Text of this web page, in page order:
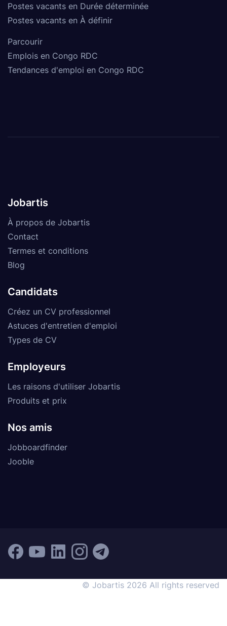
Postes vacants en Durée déterminée
Postes vacants en À définir
Parcourir
Emplois en Congo RDC
Tendances d'emploi en Congo RDC
Jobartis
À propos de Jobartis
Contact
Termes et conditions
Blog
Candidats
Créez un CV professionnel
Astuces d'entretien d'emploi
Types de CV
Employeurs
Les raisons d'utiliser Jobartis
Produits et prix
Nos amis
Jobboardfinder
Jooble
© Jobartis 2026 All rights reserved